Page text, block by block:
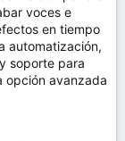
voces e
en tiempo
automatización,
soporte para
opción avanzada